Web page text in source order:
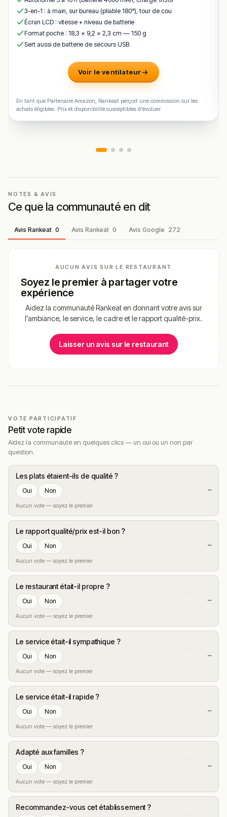
3-en-1 : à main, sur bureau (pliable 180°), tour de cou
Écran LCD : vitesse + niveau de batterie
Format poche : 18,3 × 9,2 × 2,3 cm — 150 g
Sert aussi de batterie de secours USB
Voir le ventilateur
En tant que Partenaire Amazon, Rankeat perçoit une commission sur les
achats éligibles. Prix et disponibilité susceptibles d'évoluer.
NOTES & AVIS
Ce que la communauté en dit
Avis Rankeat 0 Avis Rankeat 0 Avis Google 272
AUCUN AVIS SUR LE RESTAURANT
Soyez le premier à partager votre
expérience
Aidez la communauté Rankeat en donnant votre avis sur
l'ambiance, le service, le cadre et le rapport qualité-prix.
Laisser un avis sur le restaurant
VOTE PARTICIPATIF
Petit vote rapide
Aidez la communauté en quelques clics — un oui ou un non par
question.
Les plats étaient-ils de qualité ?
Oui Non
Aucun vote — soyez le premier
—
Le rapport qualité/prix est-il bon ?
Oui Non
Aucun vote — soyez le premier
—
Le restaurant était-il propre ?
Oui Non
Aucun vote — soyez le premier
—
Le service était-il sympathique ?
Oui Non
Aucun vote — soyez le premier
—
Le service était-il rapide ?
Oui Non
Aucun vote — soyez le premier
—
Adapté aux familles ?
Oui Non
Aucun vote — soyez le premier
—
Recommandez-vous cet établissement ?